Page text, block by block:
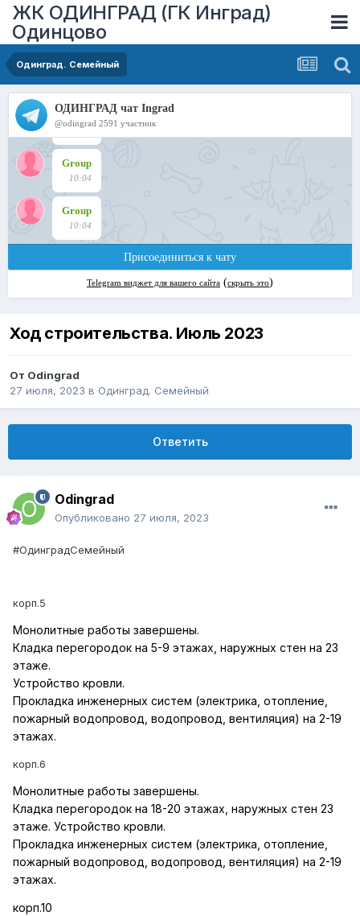
ЖК ОДИНГРАД (ГК Инград)
Одинцово
Одинград. Семейный
Ход строительства. Июль 2023
От Odingrad
27 июля, 2023 в Одинград. Семейный
Ответить
Odingrad
Опубликовано 27 июля, 2023
#ОдинградСемейный
корп.5
Монолитные работы завершены.
Кладка перегородок на 5-9 этажах, наружных стен на 23
этаже.
Устройство кровли.
Прокладка инженерных систем (электрика, отопление,
пожарный водопровод, водопровод, вентиляция) на 2-19
этажах.
корп.6
Монолитные работы завершены.
Кладка перегородок на 18-20 этажах, наружных стен 23
этаже. Устройство кровли.
Прокладка инженерных систем (электрика, отопление,
пожарный водопровод, водопровод, вентиляция) на 2-19
этажах.
корп.10